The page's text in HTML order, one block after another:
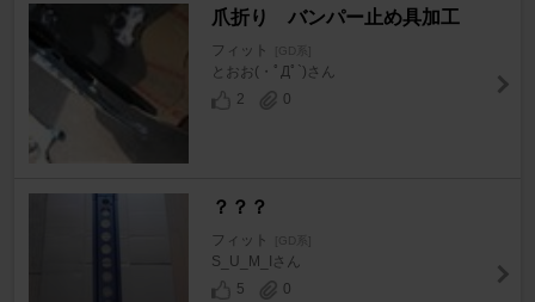
爪折り バンパー止め具加工
フィット [GD系]
とおお(・ﾟДﾟ`)さん
2
0
？？？
フィット [GD系]
S_U_M_Iさん
5
0